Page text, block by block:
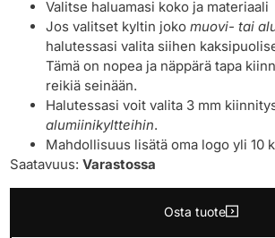
Valitse haluamasi koko ja materiaali
Jos valitset kyltin jokomuovi- tai
halutessasi valita siihen
Tämä on nopea ja näppärä tapa
reikiä seinään.
Halutessasi voit valita 3 mm
alumiinikyltteihin.
Mahdollisuus lisätä oma logo yli 10
Saatavuus:Varastossa
Osta tuote